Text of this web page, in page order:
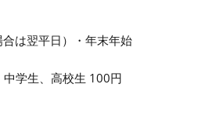
は翌平日）・年末年始
学生、高校生 100円